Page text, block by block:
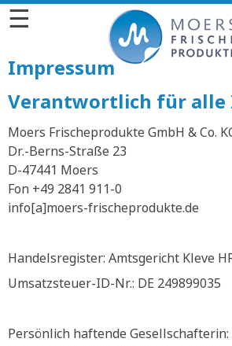
☰
Impressum
Verantwortlich für alle
Moers Frischeprodukte GmbH & Co.
Dr.-Berns-Straße 23
D-47441 Moers
Fon +49 2841 911-0
info[a]moers-frischeprodukte.de
Handelsregister: Amtsgericht Kleve
Umsatzsteuer-ID-Nr.: DE 249899035
Persönlich haftende